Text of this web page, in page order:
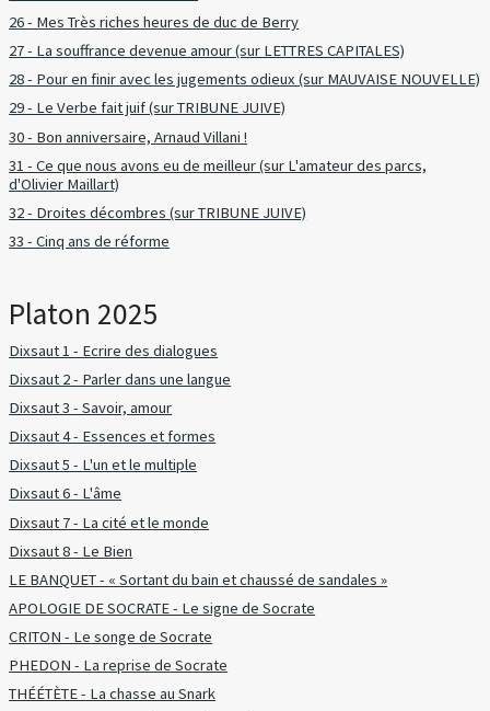
26 - Mes Très riches heures de duc de Berry
27 - La souffrance devenue amour (sur LETTRES CAPITALES)
28 - Pour en finir avec les jugements odieux (sur MAUVAISE NOUVELLE)
29 - Le Verbe fait juif (sur TRIBUNE JUIVE)
30 - Bon anniversaire, Arnaud Villani !
31 - Ce que nous avons eu de meilleur (sur L'amateur des parcs,
d'Olivier Maillart)
32 - Droites décombres (sur TRIBUNE JUIVE)
33 - Cinq ans de réforme
Platon 2025
Dixsaut 1 - Ecrire des dialogues
Dixsaut 2 - Parler dans une langue
Dixsaut 3 - Savoir, amour
Dixsaut 4 - Essences et formes
Dixsaut 5 - L'un et le multiple
Dixsaut 6 - L'âme
Dixsaut 7 - La cité et le monde
Dixsaut 8 - Le Bien
LE BANQUET - « Sortant du bain et chaussé de sandales »
APOLOGIE DE SOCRATE - Le signe de Socrate
CRITON - Le songe de Socrate
PHEDON - La reprise de Socrate
THÉÉTÈTE - La chasse au Snark